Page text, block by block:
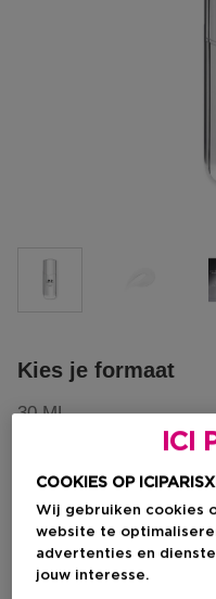
Kies je formaat
30 ML
€ 156,05
€ 156,05
ICI
COOKIES OP
Wij gebruiken cookies
website te
advertenties en
jouw interesse.